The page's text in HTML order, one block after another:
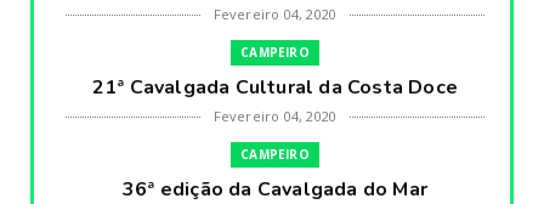
Fevereiro 04, 2020
CAMPEIRO
21ª Cavalgada Cultural da Costa Doce
Fevereiro 04, 2020
CAMPEIRO
36ª edição da Cavalgada do Mar